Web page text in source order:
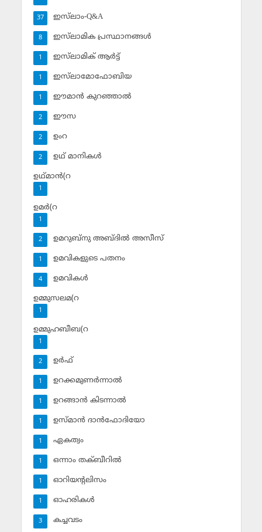
ഇസ്‌ലാം-Q&A
37
ഇസ്‌ലാമിക പ്രസ്ഥാനങ്ങള്‍
8
ഇസ്‌ലാമിക് ആര്‍ട്ട്
1
ഇസ്‌ലാമോഫോബിയ
1
ഈമാന്‍ കുറഞ്ഞാല്‍
1
ഈസ
2
ഉംറ
2
ഉഥ് മാനികള്‍
2
ഉഥ്മാന്‍(റ
1
ഉമര്‍(റ
1
ഉമറുബ്‌നു അബ്ദില്‍ അസീസ്‌
2
ഉമവികളുടെ പതനം
1
ഉമവികള്‍
4
ഉമ്മുസലമ(റ
1
ഉമ്മുഹബീബ(റ
1
ഉര്‍ഫ്
2
ഉറക്കമുണര്‍ന്നാല്‍
1
ഉറങ്ങാന്‍ കിടന്നാല്‍
1
ഉസ്മാന്‍ ദാന്‍ഫോദിയോ
1
ഏകത്വം
1
ഒന്നാം തക്ബീറില്‍
1
ഓറിയന്റലിസം
1
ഓഹരികള്‍
1
കച്ചവടം
3